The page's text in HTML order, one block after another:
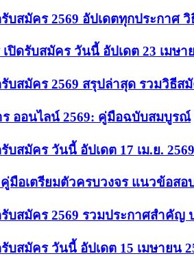
บสมัคร 2569 อัปเดตทุกประกาศ วิ
ปิดรับสมัคร วันนี้ อัปเดต 23 เมษา
บสมัคร 2569 สรุปล่าสุด รวมวิธีส
ออนไลน์ 2569: คู่มือฉบับสมบูรณ์
บสมัคร วันนี้ อัปเดต 17 เม.ย.
มือเตรียมตัวครบวงจร แนวข้อสอ
รับสมัคร 2569 รวมประกาศสำคัญ
บสมัคร วันนี้ อัปเดต 15 เมษายน